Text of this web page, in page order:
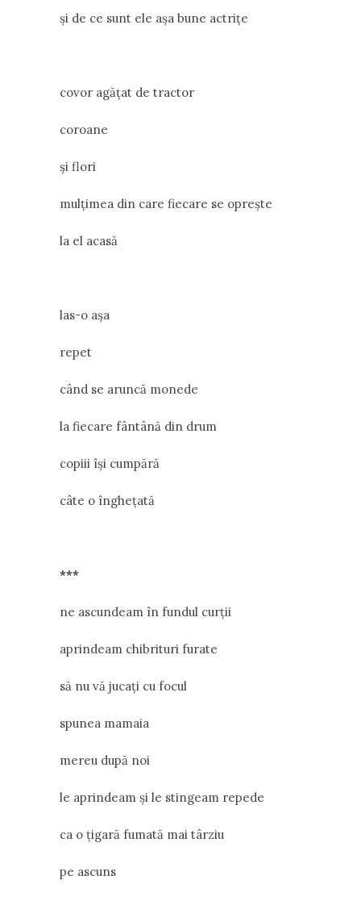
și de ce sunt ele așa bune actrițe
covor agățat de tractor
coroane
și flori
mulțimea din care fiecare se oprește
la el acasă
las-o așa
repet
când se aruncă monede
la fiecare fântână din drum
copiii își cumpără
câte o înghețată
***
ne ascundeam în fundul curții
aprindeam chibrituri furate
să nu vă jucați cu focul
spunea mamaia
mereu după noi
le aprindeam și le stingeam repede
ca o țigară fumată mai târziu
pe ascuns